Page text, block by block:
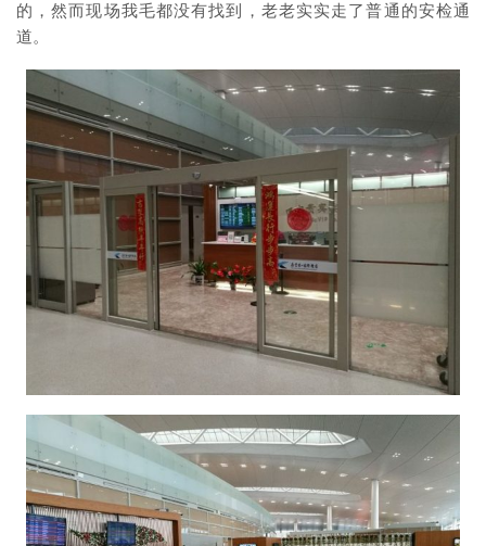
的，然而现场我毛都没有找到，老老实实走了普通的安检通
道。